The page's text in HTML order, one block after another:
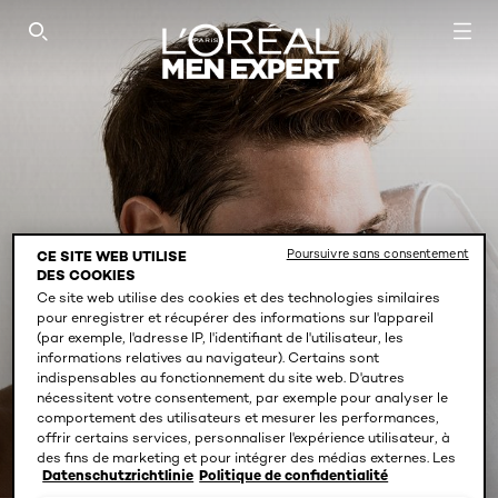
SEARCH THIS SITE
NETTOYAGE DU VISAGE
CE SITE WEB UTILISE
DES COOKIES
Ce site web utilise des cookies et des technologies similaires
pour enregistrer et récupérer des informations sur l'appareil
(par exemple, l'adresse IP, l'identifiant de l'utilisateur, les
informations relatives au navigateur). Certains sont
indispensables au fonctionnement du site web. D'autres
nécessitent votre consentement, par exemple pour analyser le
comportement des utilisateurs et mesurer les performances,
offrir certains services, personnaliser l'expérience utilisateur, à
des fins de marketing et pour intégrer des médias externes. Les
cookies non indispensables peuvent être acceptés directement
Datenschutzrichtlinie Politique de confidentialité
Poursuivre sans consentement